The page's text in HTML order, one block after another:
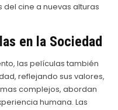
del cine a nuevas alturas
en la Sociedad
las películas también
reflejando sus valores,
complejos, abordan
humana. Las